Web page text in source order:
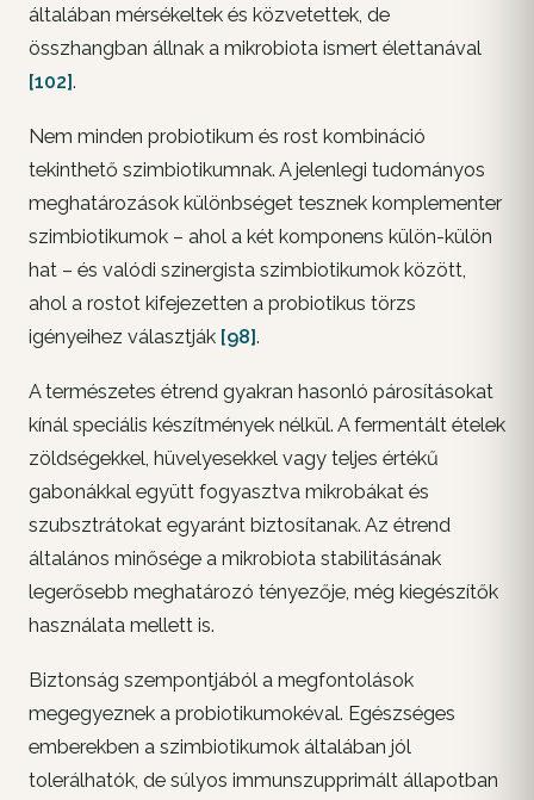
általában mérsékeltek és közvetettek, de
összhangban állnak a mikrobiota ismert élettanával
[102].
Nem minden probiotikum és rost kombináció
tekinthető szimbiotikumnak. A jelenlegi tudományos
meghatározások különbséget tesznek komplementer
szimbiotikumok – ahol a két komponens külön-külön
hat – és valódi szinergista szimbiotikumok között,
ahol a rostot kifejezetten a probiotikus törzs
igényeihez választják [98].
A természetes étrend gyakran hasonló párosításokat
kínál speciális készítmények nélkül. A fermentált ételek
zöldségekkel, hüvelyesekkel vagy teljes értékű
gabonákkal együtt fogyasztva mikrobákat és
szubsztrátokat egyaránt biztosítanak. Az étrend
általános minősége a mikrobiota stabilitásának
legerősebb meghatározó tényezője, még kiegészítők
használata mellett is.
Biztonság szempontjából a megfontolások
megegyeznek a probiotikumokéval. Egészséges
emberekben a szimbiotikumok általában jól
tolerálhatók, de súlyos immunszupprimált állapotban